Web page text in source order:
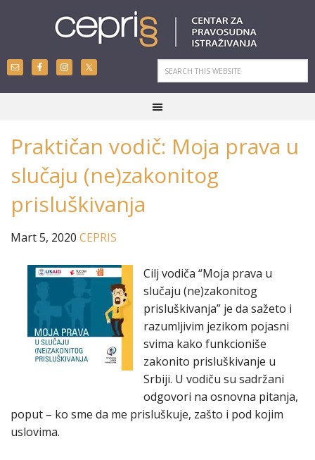
Praktičan vodič: Moja prava u
slučaju (ne)zakonitog
prisluškivanja
Mart 5, 2020 CEPRIS
Cilj vodiča “Moja prava u
slučaju (ne)zakonitog
prisluškivanja” je da sažeto i
razumljivim jezikom pojasni
svima kako funkcioniše
zakonito prisluškivanje u
Srbiji. U vodiču su sadržani
odgovori na osnovna pitanja,
poput – ko sme da me prisluškuje, zašto i pod kojim
uslovima.